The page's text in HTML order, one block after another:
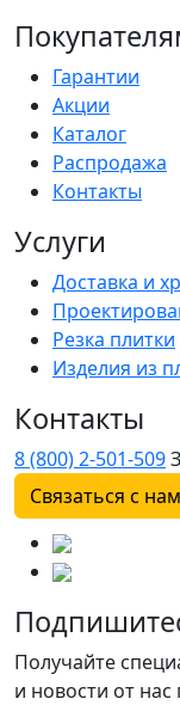
Гарантии
Акции
Каталог
Распродажа
Контакты
Услуги
Доставка и
Резка плитки
Изделия из
Контакты
8 (800) 2-501-509
Связаться с
Получайте
и новости от